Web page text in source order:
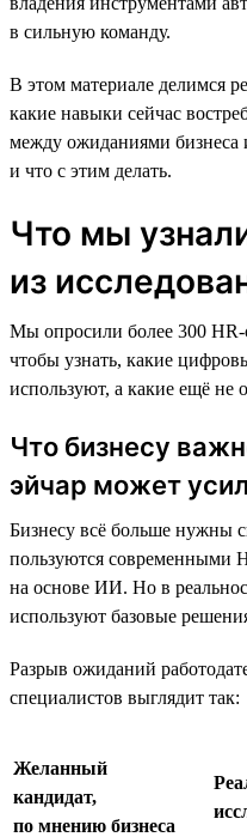
в сильную команду.
В этом материале делимся
какие навыки сейчас
между ожиданиями бизнеса
и что с этим делать.
Что мы
из
Мы опросили более 300 HR-
чтобы узнать, какие
используют, а какие ещё
Что бизнесу
эйчар может
Бизнесу всё больше нужны
пользуются современными
на основе ИИ. Но в
используют базовые
Разрыв ожиданий
специалистов выглядит так:
Желанный
кандидат,
по мнению бизнеса